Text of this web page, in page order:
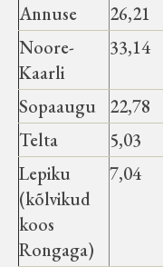
Annuse
26,21
Noore-
Kaarli
33,14
Sopaaugu 22,78
Telta
5,03
Lepiku
(kõlvikud
koos
Rongaga)
7,04